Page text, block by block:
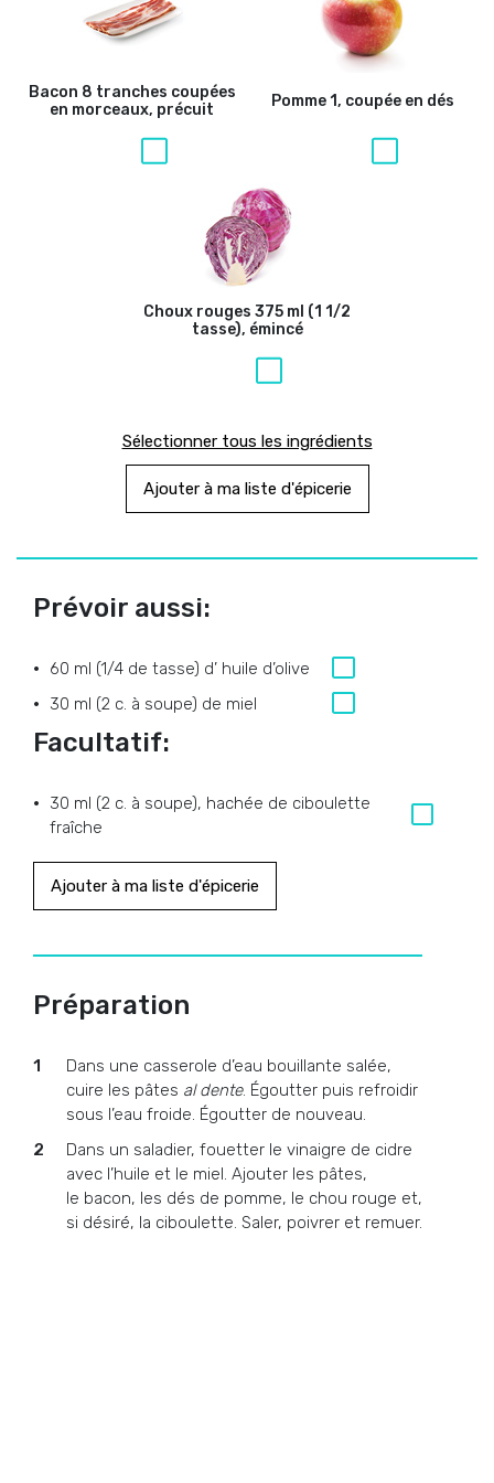
Bacon 8 tranches coupées
en morceaux, précuit
Pomme1, coupée en dés
Choux rouges 375 ml (1 1/2
tasse), émincé
Sélectionner tous les ingrédients
Ajouter à ma liste d'épicerie
Prévoir aussi:
60 ml (1/4 de tasse) d’ huile d’olive
30 ml (2 c. à soupe) de miel
Facultatif:
30 ml (2 c. à soupe), hachée de ciboulette
fraîche
Ajouter à ma liste d'épicerie
Préparation
Dans une casserole d’eau bouillante salée,
cuire les pâtes al dente. Égoutter puis refroidir
sous l’eau froide. Égoutter de nouveau.
Dans un saladier, fouetter le vinaigre de cidre
avec l’huile et le miel. Ajouter les pâtes,
le bacon, les dés de pomme, le chou rouge et,
si désiré, la ciboulette. Saler, poivrer et remuer.